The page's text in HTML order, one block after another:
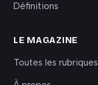
Définitions
LE MAGAZINE
Toutes les rubriques